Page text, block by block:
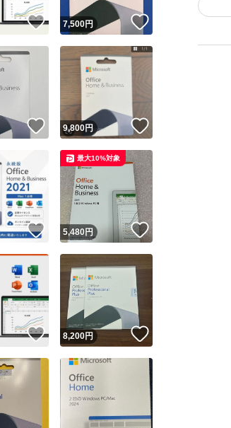
ユーザーの実績について
定めた一定の基準を満たしたユーザーにバッジを
品者 Yahoo!フリマの基準をクリアした安心・安
このユーザーはYahoo!フリマの取引を完了
この商品の情報をコピーします
像の無断転載は禁止されています
は 1商品につき1回
いいね！
7,500円
いいね！
9,800円
いいね！
5,480円 いいね！
最大10%対象
いいね！
8,200円